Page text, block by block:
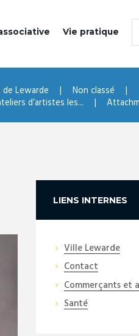
Vie pratique
Lewarde
Non classé
d’artistes les...
LIENS INTERNES
Ville Lewarde
Contact
Commerçants et
Santé